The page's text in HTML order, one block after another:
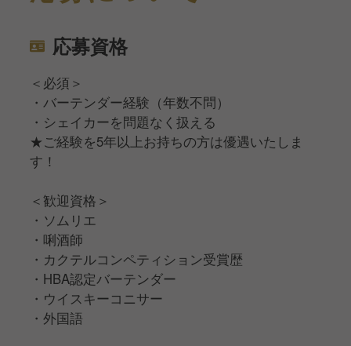
応募資格
＜必須＞
・バーテンダー経験（年数不問）
・シェイカーを問題なく扱える
★ご経験を5年以上お持ちの方は優遇いたしま
す！
＜歓迎資格＞
・ソムリエ
・唎酒師
・カクテルコンペティション受賞歴
・HBA認定バーテンダー
・ウイスキーコニサー
・外国語